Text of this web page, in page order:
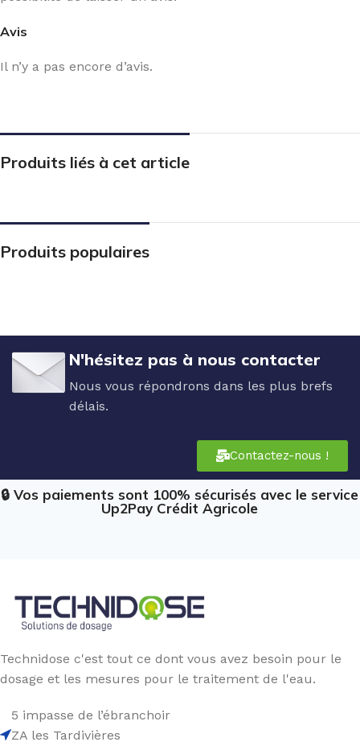
Avis
Il n’y a pas encore d’avis.
Produits liés à cet article
Produits populaires
N'hésitez pas à nous contacter
Nous vous répondrons dans les plus brefs
délais.
Contactez-nous !
🔒 Vos paiements sont 100% sécurisés avec le service
Up2Pay Crédit Agricole
Technidose c'est tout ce dont vous avez besoin pour le
dosage et les mesures pour le traitement de l'eau.
5 impasse de l’ébranchoir
ZA les Tardivières